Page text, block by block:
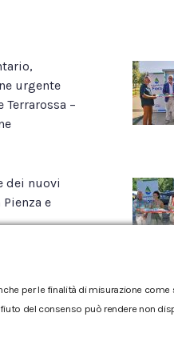
urgente
–
dei nuovi
e
per le finalità di misurazione
del consenso può rendere non